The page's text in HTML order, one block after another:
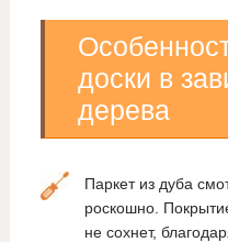
доски в
дерева
Паркет из дуба
роскошно.
не сохнет,